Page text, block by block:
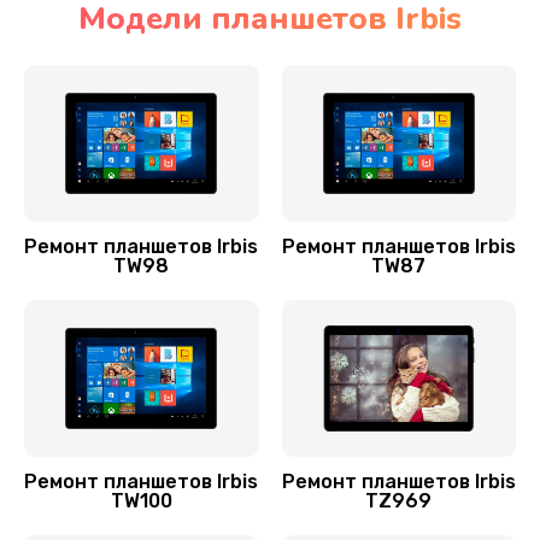
Чистка от пыли
Ремонт GPS-модуля
Замена разъема питания
Модели планшетов Irbis
Ремонт планшетов Irbis
TW98
Ремонт планшетов Irbis
TW87
Ремонт планшетов Irbis
TW100
Ремонт планшетов Irbis
TZ969